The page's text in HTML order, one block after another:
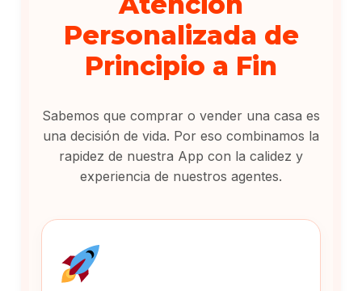
Personalizada de
Principio a Fin
Sabemos que comprar o vender una casa es
una decisión de vida. Por eso combinamos la
rapidez de nuestra App con la calidez y
experiencia de nuestros agentes.